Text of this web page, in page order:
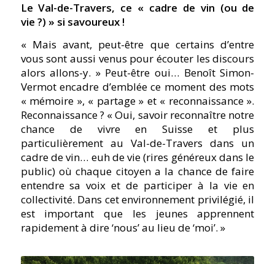
Le Val-de-Travers, ce « cadre de vin (ou de
vie ?) » si savoureux !
« Mais avant, peut-être que certains d’entre
vous sont aussi venus pour écouter les discours
alors allons-y. » Peut-être oui… Benoît Simon-
Vermot encadre d’emblée ce moment des mots
« mémoire », « partage » et « reconnaissance ».
Reconnaissance ? « Oui, savoir reconnaître notre
chance de vivre en Suisse et plus
particulièrement au Val-de-Travers dans un
cadre de vin… euh de vie (rires généreux dans le
public) où chaque citoyen a la chance de faire
entendre sa voix et de participer à la vie en
collectivité. Dans cet environnement privilégié, il
est important que les jeunes apprennent
rapidement à dire ‘nous’ au lieu de ‘moi’. »